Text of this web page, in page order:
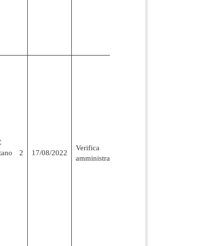
2
17/08/2022
Verifica
amministrativa